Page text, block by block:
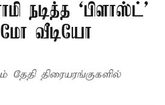
நடித்த ‘பிளாஸ்ட்’
வீடியோ
திரையரங்குகளில்